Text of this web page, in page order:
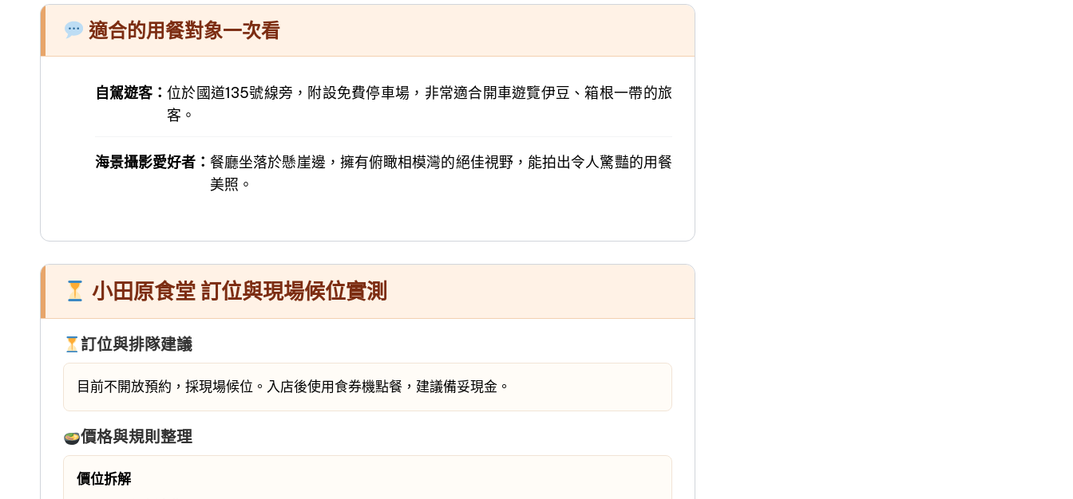
適合的用餐對象一次看
自駕遊客： 位於國道135號線旁，附設免費停車場，非常適合開車遊覽伊豆、箱根一帶的旅
客。
海景攝影愛好者： 餐廳坐落於懸崖邊，擁有俯瞰相模灣的絕佳視野，能拍出令人驚豔的用餐
美照。
小田原食堂 訂位與現場候位實測
訂位與排隊建議
目前不開放預約，採現場候位。入店後使用食券機點餐，建議備妥現金。
價格與規則整理
價位拆解